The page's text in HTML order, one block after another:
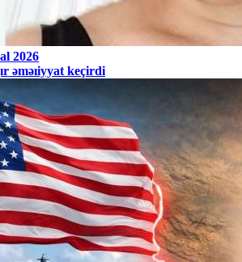
2026
əməıiyyat keçirdi